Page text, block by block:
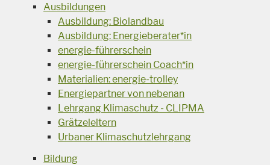
Ausbildungen
Ausbildung: Biolandbau
Ausbildung: Energieberater*in
energie-führerschein
energie-führerschein Coach*in
Materialien: energie-trolley
Energiepartner von nebenan
Lehrgang Klimaschutz - CLIPMA
Grätzeleltern
Urbaner Klimaschutzlehrgang
Bildung